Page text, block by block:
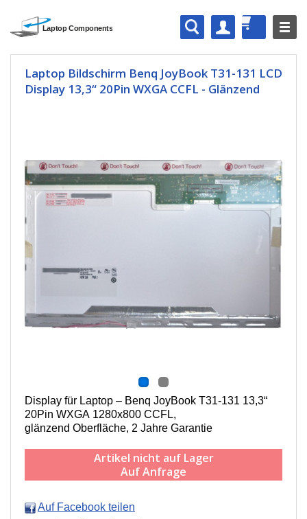
Laptop Bildschirm Benq JoyBook T31-131 LCD
Display 13,3“ 20Pin WXGA CCFL - Glänzend
Display für Laptop – Benq JoyBook T31-131 13,3“
20Pin WXGA 1280x800 CCFL,
g länzend Oberfläche, 2 Jahre Garantie
Artikel nicht auf Lager
Auf Anfrage
Auf Facebook teilen